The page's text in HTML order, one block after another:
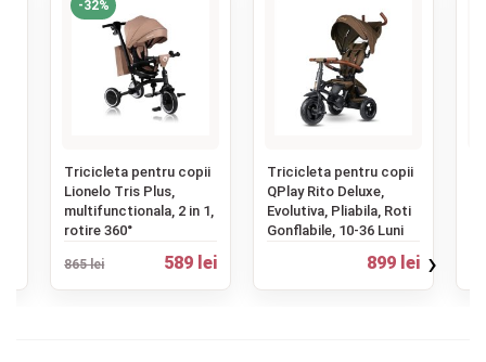
-32%
Tricicleta pentru copii
Lionelo Tris Plus,
multifunctionala, 2 in 1,
rotire 360°
865 lei 589 lei
Tricicleta pentru copii
QPlay Rito Deluxe,
Evolutiva, Pliabila, Roti
Gonflabile, 10-36 Luni
899 lei ›